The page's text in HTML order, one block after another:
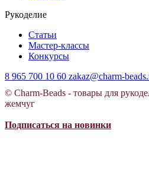
Рукоделие
Статьи
Мастер-классы
Конкурсы
8 965 700 10 60 zakaz@charm-
© Charm-Beads - товары для
жемчуг
Подписаться на новинки